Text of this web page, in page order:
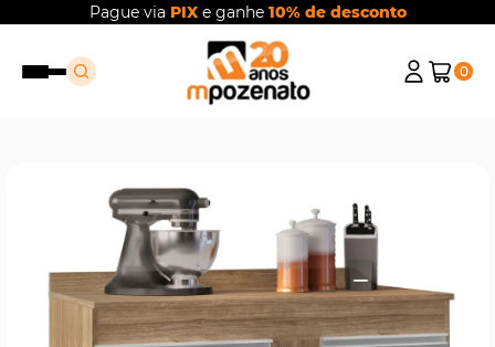
Pague via PIXe ganhe 10% de desconto
0